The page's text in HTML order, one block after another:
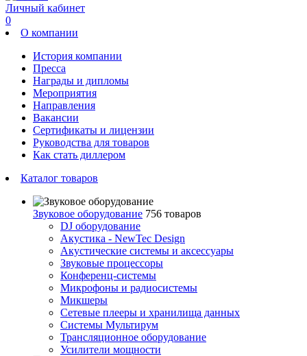
Личный кабинет
0
О компании
История компании
Пресса
Награды и дипломы
Мероприятия
Направления
Вакансии
Сертификаты и лицензии
Руководства для товаров
Как стать диллером
Каталог товаров
Звуковое оборудование 756 товаров
DJ оборудование
Акустика - NewTec Design
Акустические системы и аксессуары
Звуковые процессоры
Конференц-системы
Микрофоны и радиосистемы
Микшеры
Сетевые плееры и хранилища данных
Системы Мультирум
Трансляционное оборудование
Усилители мощности